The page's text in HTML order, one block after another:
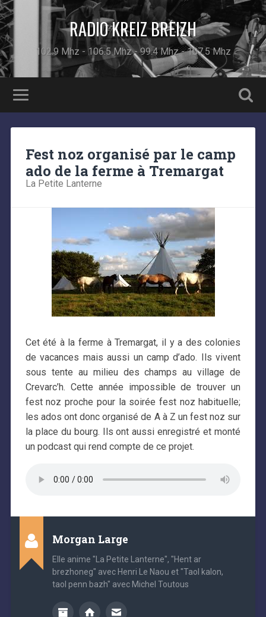
RADIO KREIZ BREIZH
102.9 Mhz - 106.5 Mhz - 99.4 Mhz - 107.5 Mhz
Fest noz organisé par le camp
ado de la ferme à Tremargat
La Petite Lanterne
Cet été à la ferme à Tremargat, il y a des colonies
de vacances mais aussi un camp d’ado. Ils vivent
sous tente au milieu des champs au village de
Crevarc’h. Cette année impossible de trouver un
fest noz proche pour la soirée fest noz habituelle;
les ados ont donc organisé de A à Z un fest noz sur
la place du bourg. Ils ont aussi enregistré et monté
un podcast qui rend compte de ce projet.
Morgan Large
Elle anime "La Petite Lanterne", "Hent ar
brezhoneg" avec Henri Le Naou et "Taol kalon,
taol penn bazh" avec Michel Toutous